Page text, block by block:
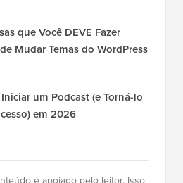
Agora Mesmo!
para Iniciantes
E-mails é Tão Importante
Razões)